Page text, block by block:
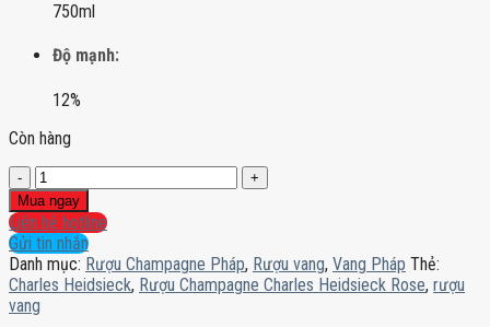
750ml
Độ mạnh:
12%
Còn hàng
Rượu
Champagne
Charles
Heidsieck
Rose
số
lượng
Mua ngay
Liên hệ hotline
Gửi tin nhắn
Danh mục: Rượu Champagne Pháp, Rượu vang, Vang Pháp Thẻ:
Charles Heidsieck, Rượu Champagne Charles Heidsieck Rose, rượu
vang